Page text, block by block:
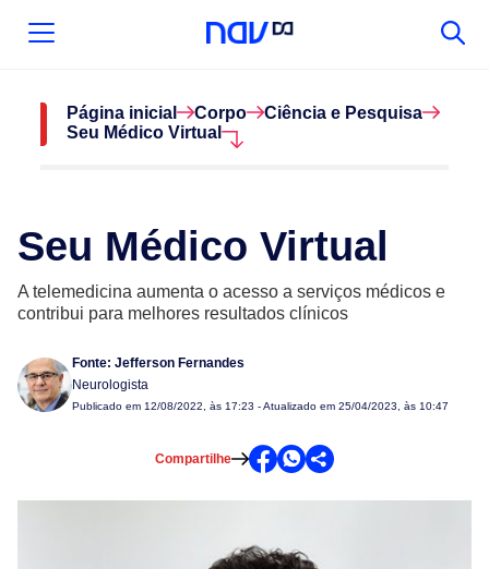
Página inicial Corpo
Ciência e Pesquisa
Seu Médico Virtual
Seu Médico Virtual
A telemedicina aumenta o acesso a serviços médicos e
contribui para melhores resultados clínicos
Fonte: Jefferson Fernandes
Neurologista
Publicado em 12/08/2022, às 17:23 - Atualizado em 25/04/2023, às 10:47
Compartilhe